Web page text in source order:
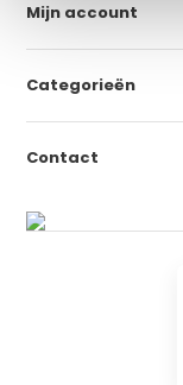
Mijn account
Categorieën
Contact